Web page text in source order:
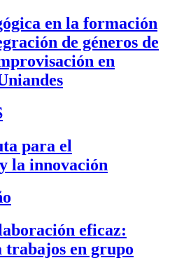
en la formación
de géneros de
en
para el
la innovación
eficaz:
trabajos en grupo